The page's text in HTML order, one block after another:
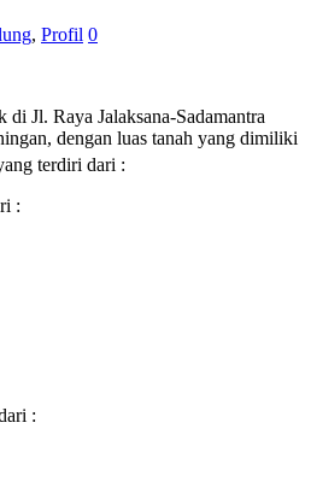
, Profil 0
Jl. Raya Jalaksana-Sadamantra
dengan luas tanah yang dimiliki
terdiri dari :
:
: